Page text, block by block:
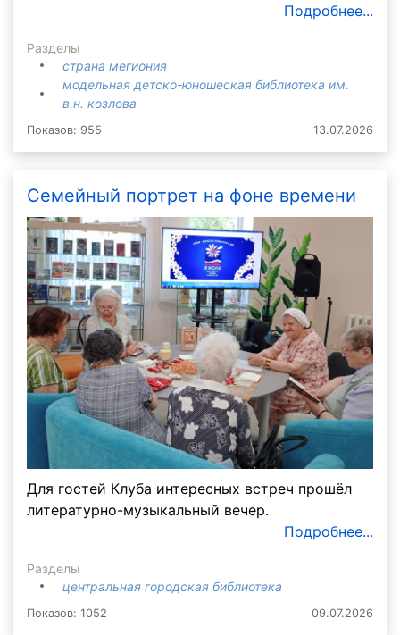
Подробнее...
Разделы
страна мегиония
модельная детско-юношеская библиотека им.
в.н. козлова
Показов: 955 13.07.2026
Семейный портрет на фоне времени
Для гостей Клуба интересных встреч прошёл
литературно-музыкальный вечер.
Подробнее...
Разделы
центральная городская библиотека
Показов: 1052 09.07.2026